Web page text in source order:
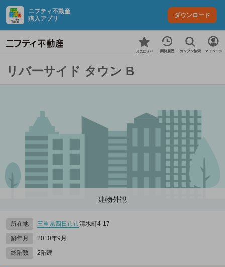
ニフティ不動産
購入アプリ
ダウンロード
お気に入り 閲覧履歴 カンタン検索 マイページ
リバーサイド タウン B
建物外観
所在地 三重県四日市市清水町4-17
築年月 2010年9月
総階数 2階建